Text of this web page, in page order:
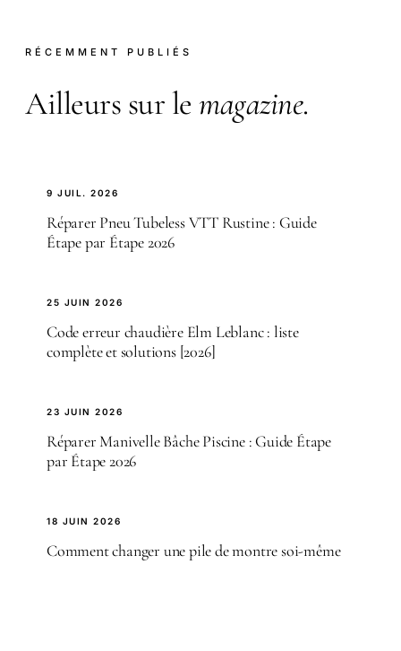
RÉCEMMENT PUBLIÉS
Ailleurs sur le magazine.
9 JUIL. 2026
Réparer Pneu Tubeless VTT Rustine : Guide
Étape par Étape 2026
25 JUIN 2026
Code erreur chaudière Elm Leblanc : liste
complète et solutions [2026]
23 JUIN 2026
Réparer Manivelle Bâche Piscine : Guide Étape
par Étape 2026
18 JUIN 2026
Comment changer une pile de montre soi-même